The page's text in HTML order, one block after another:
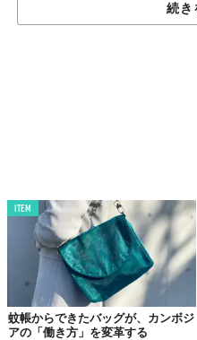
多くの人は、ウィークリーレ
クマネージャーを開き、期限
確認しようとします。これは
術的な視点」に終始してしまう
すると、次に行う意思決定す
うフィルターを通したものに
くくなってしまいます。
「コンパス・ビフォア・ク
続き
ITEM
蚊帳からできたバッグが、カンボジ
アの「働き方」を変革する